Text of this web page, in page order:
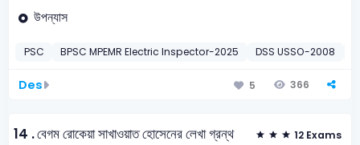
উপন্যাস
PSC BPSC MPEMR Electric Inspector-2025 DSS USSO-2008
Des 5 366
14 .বেগম রোকেয়া সাখাওয়াত হোসেনের লেখা গ্রন্থ
12 Exams